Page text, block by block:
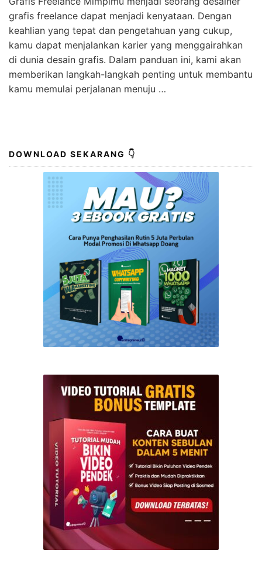
grafis freelance dapat menjadi kenyataan. Dengan
keahlian yang tepat dan pengetahuan yang cukup,
kamu dapat menjalankan karier yang menggairahkan
di dunia desain grafis. Dalam panduan ini, kami akan
memberikan langkah-langkah penting untuk membantu
kamu memulai perjalanan menuju …
DOWNLOAD SEKARANG 👇